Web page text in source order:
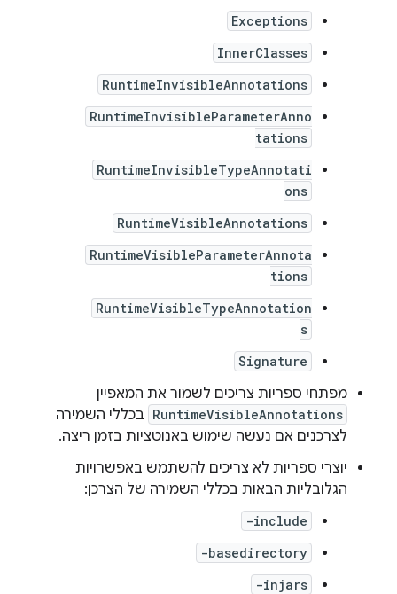
Exceptions
InnerClasses
RuntimeInvisibleAnnotations
RuntimeInvisibleParameterAnno
tations
RuntimeInvisibleTypeAnnotati
ons
RuntimeVisibleAnnotations
RuntimeVisibleParameterAnnota
tions
RuntimeVisibleTypeAnnotation
s
Signature
מפתחי ספריות צריכים לשמור את המאפיין
RuntimeVisibleAnnotations בכללי השמירה
לצרכנים אם נעשה שימוש באנוטציות בזמן ריצה.
יוצרי ספריות לא צריכים להשתמש באפשרויות
הגלובליות הבאות בכללי השמירה של הצרכן:
-include
-basedirectory
-injars